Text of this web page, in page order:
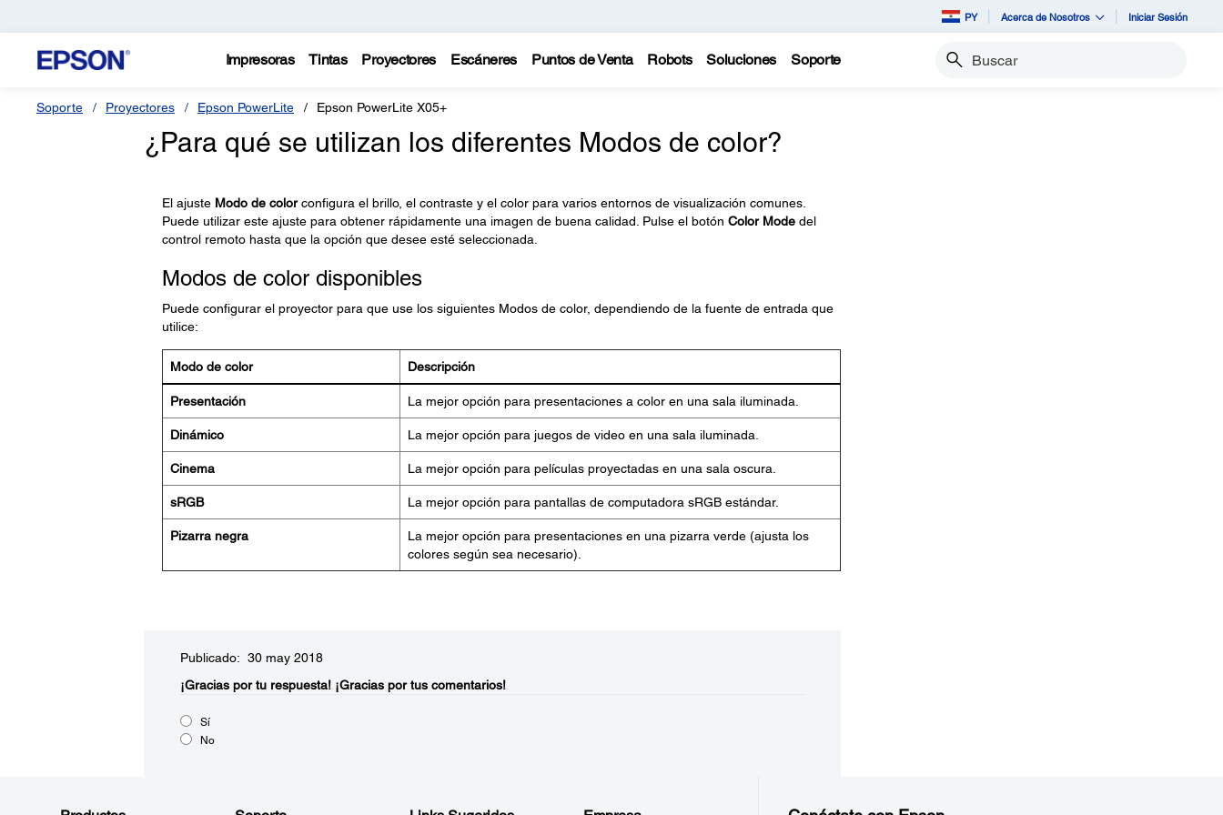
PY Acerca de Nosotros Iniciar Sesión
Impresoras Tintas Proyectores Escáneres Puntos de Venta Robots Soluciones Soporte Buscar
Soporte Proyectores Epson PowerLite Epson PowerLite X05+
¿Para qué se utilizan los diferentes Modos de color?
El ajuste Modo de colorconfigura el brillo, el contraste y el color para varios entornos de visualización comunes.
Puede utilizar este ajuste para obtener rápidamente una imagen de buena calidad. Pulse el botón Color Modedel
control remoto hasta que la opción que desee esté seleccionada.
Modos de color disponibles
Puede configurar el proyector para que use los siguientes Modos de color, dependiendo de la fuente de entrada que
utilice:
Modo de color Descripción
Presentación La mejor opción para presentaciones a color en una sala iluminada.
Dinámico La mejor opción para juegos de video en una sala iluminada.
Cinema La mejor opción para películas proyectadas en una sala oscura.
sRGB La mejor opción para pantallas de computadora sRGB estándar.
Pizarra negra
La mejor opción para presentaciones en una pizarra verde (ajusta los
colores según sea necesario).
Publicado: 30 may 2018
¡Gracias por tu respuesta! ¡Gracias por tus comentarios!
Sí
No